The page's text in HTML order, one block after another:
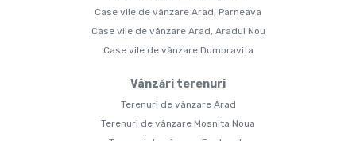
Case vile de vânzare Arad, Parneava
Case vile de vânzare Arad, Aradul Nou
Case vile de vânzare Dumbravita
Vânzări terenuri
Terenuri de vânzare Arad
Terenuri de vânzare Mosnita Noua